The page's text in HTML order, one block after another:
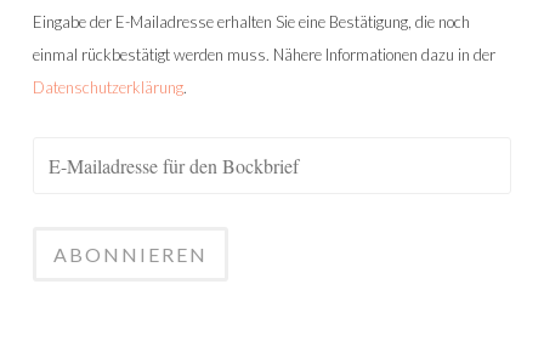
Eingabe der E-Mailadresse erhalten Sie eine Bestätigung, die noch
einmal rückbestätigt werden muss. Nähere Informationen dazu in der
Datenschutzerklärung.